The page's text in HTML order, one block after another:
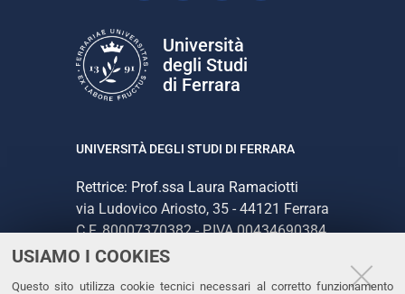
USIAMO I COOKIES
Questo sito utilizza cookie tecnici necessari al corretto funzionamento
Università
degli Studi
di Ferrara
UNIVERSITÀ DEGLI STUDI DI FERRARA
Rettrice: Prof.ssa Laura Ramaciotti
via Ludovico Ariosto, 35 - 44121 Ferrara
C.F. 80007370382 - P.IVA 00434690384
CONTATTI